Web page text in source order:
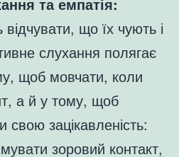
відчувати, що їх чують і
слухання полягає
щоб мовчати, коли
а й у тому, щоб
свою зацікавленість:
зоровий контакт,